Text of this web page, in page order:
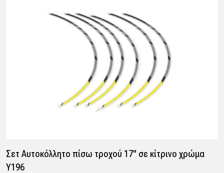
Σετ Αυτοκόλλητο πίσω τροχού 17" σε κίτρινο χρώμα
Y196